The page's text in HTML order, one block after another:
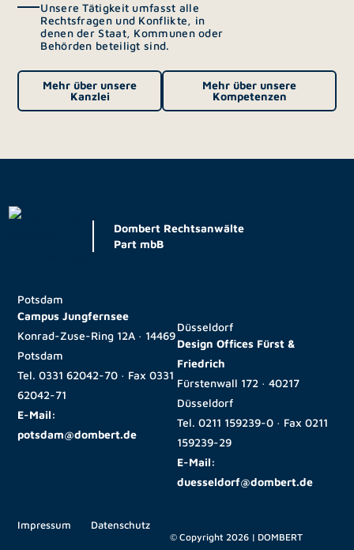
Unsere Tätigkeit umfasst alle
Rechtsfragen und Konflikte, in
denen der Staat, Kommunen oder
Behörden beteiligt sind.
Mehr über unsere
Kanzlei
Mehr über unsere
Kompetenzen
Dombert Rechtsanwälte
Part mbB
Potsdam
Campus Jungfernsee
Konrad-Zuse-Ring 12A · 14469
Potsdam
Tel.0331 62042-70 · Fax0331
62042-71
E-Mail:
potsdam@dombert.de
Düsseldorf
Design Offices Fürst &
Friedrich
Fürstenwall 172 · 40217
Düsseldorf
Tel. 0211 159239-0 · Fax 0211
159239-29
E-Mail:
duesseldorf@dombert.de
Impressum Datenschutz
© Copyright 2026 | DOMBERT